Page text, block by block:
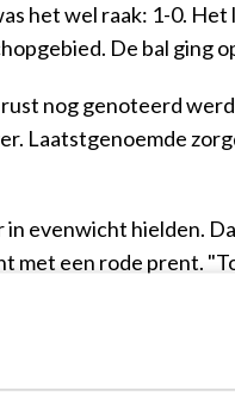
het wel raak: 1-0.
De bal ging
nog genoteerd
Laatstgenoemde
evenwicht hielden.
met een rode prent.
druk er beter
scoorde met